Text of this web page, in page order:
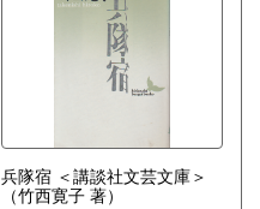
兵隊宿 ＜講談社文芸文庫＞
（竹西寛子 著）